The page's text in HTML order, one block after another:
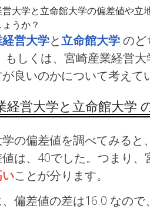
大学と立命館大学の偏差値や立
うか？
営大学と立命館大学のど
もしくは、宮崎産業経営
良いのかについて考えて
経営大学と立命館大学
の偏差値を調べてみる
は、40でした。つまり
ことが分ります。
偏差値の差は16.0 なの